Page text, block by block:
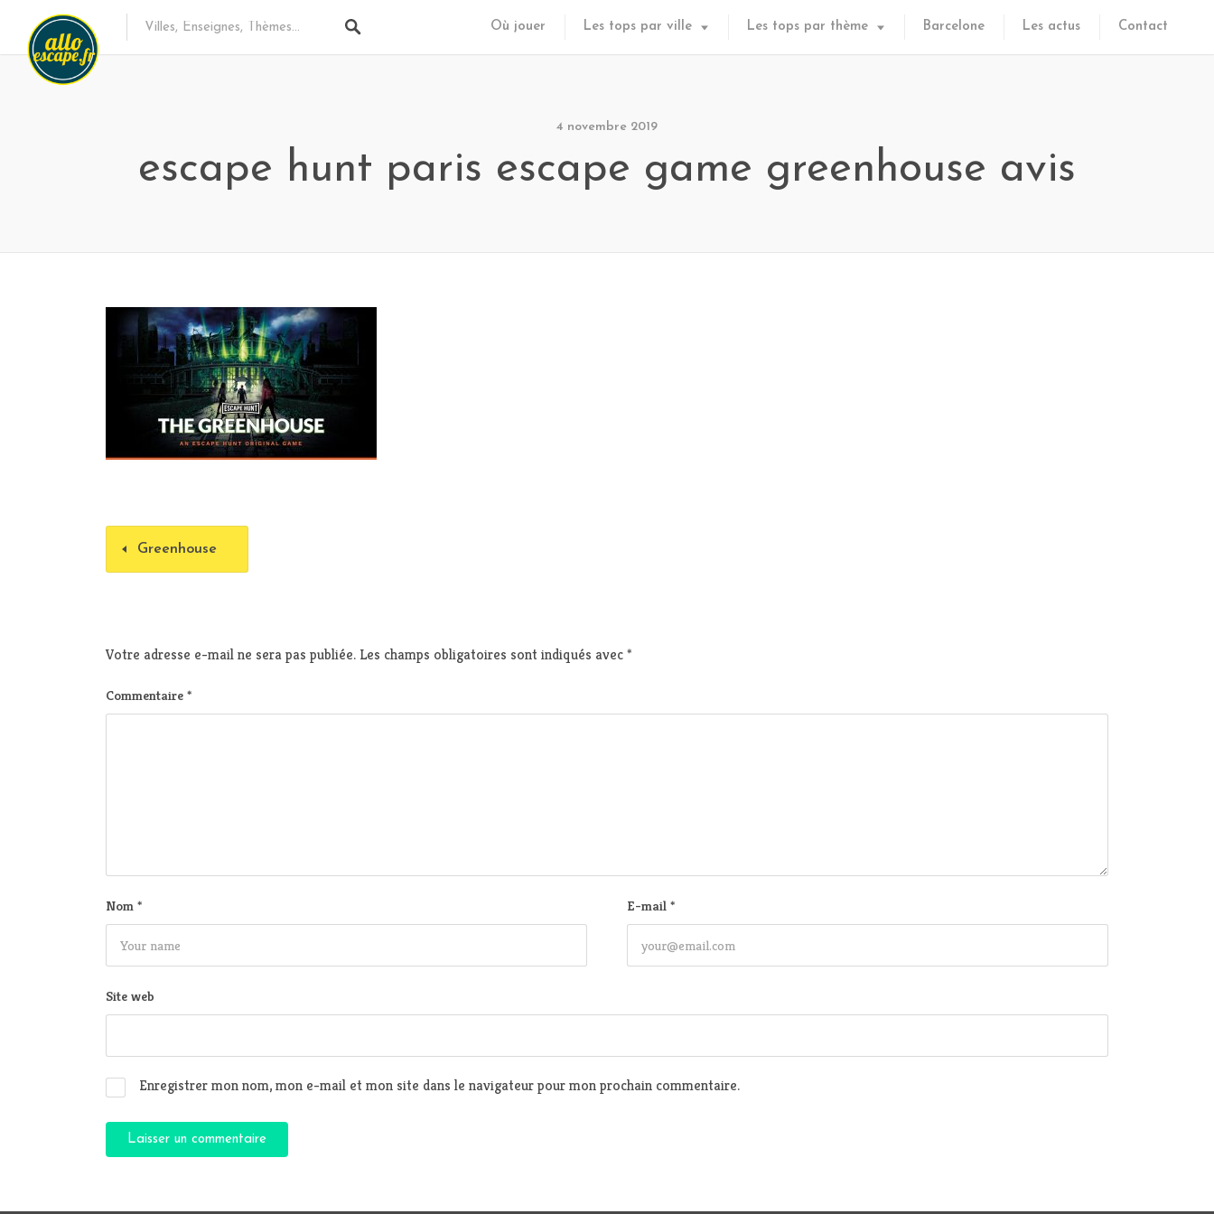
Où jouer Les tops par ville Les tops par thème Barcelone Les actus Contact
4 novembre 2019
escape hunt paris escape game greenhouse avis
Greenhouse
Votre adresse e-mail ne sera pas publiée. Les champs obligatoires sont indiqués avec*
Commentaire *
Nom * E-mail*
Site web
Enregistrer mon nom, mon e-mail et mon site dans le navigateur pour mon prochain commentaire.